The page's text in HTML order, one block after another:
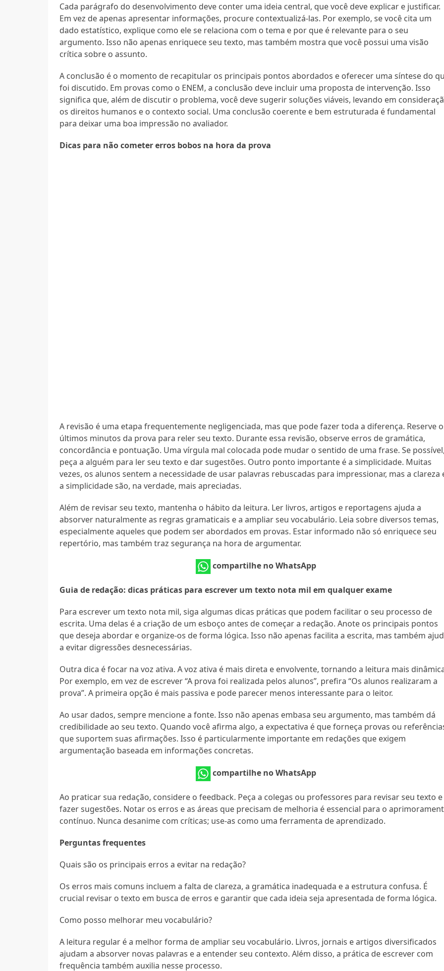
Cada parágrafo do desenvolvimento deve conter uma ideia central, que você deve explicar e justificar.
Em vez de apenas apresentar informações, procure contextualizá-las. Por exemplo, se você cita um
dado estatístico, explique como ele se relaciona com o tema e por que é relevante para o seu
argumento. Isso não apenas enriquece seu texto, mas também mostra que você possui uma visão
crítica sobre o assunto.
A conclusão é o momento de recapitular os principais pontos abordados e oferecer uma síntese do
foi discutido. Em provas como o ENEM, a conclusão deve incluir uma proposta de intervenção. Isso
significa que, além de discutir o problema, você deve sugerir soluções viáveis, levando em
os direitos humanos e o contexto social. Uma conclusão coerente e bem estruturada é fundamental
para deixar uma boa impressão no avaliador.
Dicas para não cometer erros bobos na hora da prova
A revisão é uma etapa frequentemente negligenciada, mas que pode fazer toda a diferença. Reserve
últimos minutos da prova para reler seu texto. Durante essa revisão, observe erros de gramática,
concordância e pontuação. Uma vírgula mal colocada pode mudar o sentido de uma frase. Se
peça a alguém para ler seu texto e dar sugestões. Outro ponto importante é a simplicidade. Muitas
vezes, os alunos sentem a necessidade de usar palavras rebuscadas para impressionar, mas a clareza
a simplicidade são, na verdade, mais apreciadas.
Além de revisar seu texto, mantenha o hábito da leitura. Ler livros, artigos e reportagens ajuda a
absorver naturalmente as regras gramaticais e a ampliar seu vocabulário. Leia sobre diversos temas,
especialmente aqueles que podem ser abordados em provas. Estar informado não só enriquece seu
repertório, mas também traz segurança na hora de argumentar.
compartilhe no WhatsApp
Guia de redação: dicas práticas para escrever um texto nota mil em qualquer exame
Para escrever um texto nota mil, siga algumas dicas práticas que podem facilitar o seu processo de
escrita. Uma delas é a criação de um esboço antes de começar a redação. Anote os principais pontos
que deseja abordar e organize-os de forma lógica. Isso não apenas facilita a escrita, mas também
a evitar digressões desnecessárias.
Outra dica é focar na voz ativa. A voz ativa é mais direta e envolvente, tornando a leitura mais
Por exemplo, em vez de escrever “A prova foi realizada pelos alunos”, prefira “Os alunos realizaram a
prova”. A primeira opção é mais passiva e pode parecer menos interessante para o leitor.
Ao usar dados, sempre mencione a fonte. Isso não apenas embasa seu argumento, mas também dá
credibilidade ao seu texto. Quando você afirma algo, a expectativa é que forneça provas ou
que suportem suas afirmações. Isso é particularmente importante em redações que exigem
argumentação baseada em informações concretas.
compartilhe no WhatsApp
Ao praticar sua redação, considere o feedback. Peça a colegas ou professores para revisar seu texto e
fazer sugestões. Notar os erros e as áreas que precisam de melhoria é essencial para o
contínuo. Nunca desanime com críticas; use-as como uma ferramenta de aprendizado.
Perguntas frequentes
Quais são os principais erros a evitar na redação?
Os erros mais comuns incluem a falta de clareza, a gramática inadequada e a estrutura confusa. É
crucial revisar o texto em busca de erros e garantir que cada ideia seja apresentada de forma lógica.
Como posso melhorar meu vocabulário?
A leitura regular é a melhor forma de ampliar seu vocabulário. Livros, jornais e artigos diversificados
ajudam a absorver novas palavras e a entender seu contexto. Além disso, a prática de escrever com
frequência também auxilia nesse processo.